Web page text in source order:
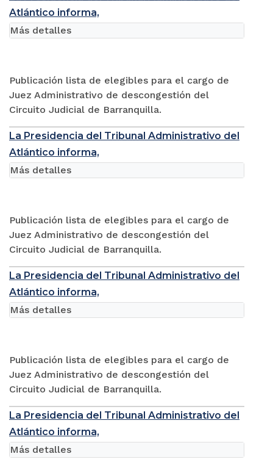
Atlántico informa,
Publicación lista de elegibles para el cargo de
Juez Administrativo de descongestión del
Circuito Judicial de Barranquilla.
Más detalles
La Presidencia del Tribunal Administrativo del
Atlántico informa,
Publicación lista de elegibles para el cargo de
Juez Administrativo de descongestión del
Circuito Judicial de Barranquilla.
Más detalles
La Presidencia del Tribunal Administrativo del
Atlántico informa,
Publicación lista de elegibles para el cargo de
Juez Administrativo de descongestión del
Circuito Judicial de Barranquilla.
Más detalles
La Presidencia del Tribunal Administrativo del
Atlántico informa,
Más detalles